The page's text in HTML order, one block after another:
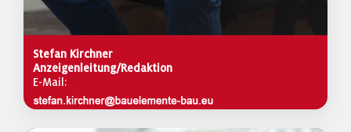
Stefan Kirchner
Anzeigenleitung/Redaktion
E-Mail: